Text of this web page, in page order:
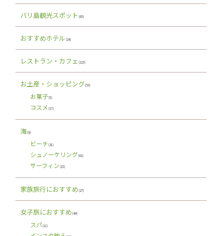
バリ島観光スポット (65)
おすすめホテル (24)
レストラン・カフェ (115)
お土産・ショッピング(53)
お菓子(5)
コスメ (17)
海(8)
ビーチ(31)
シュノーケリング(63)
サーフィン (15)
家族旅行におすすめ (27)
女子旅におすすめ (44)
スパ(11)